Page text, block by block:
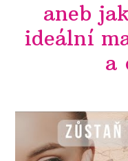
aneb
ideální
a